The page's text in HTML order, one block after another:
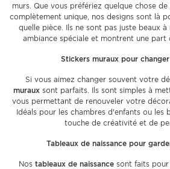
murs. Que vous préfériez quelque chose
complètement unique, nos designs sont là
quelle pièce. Ils ne sont pas juste beaux
ambiance spéciale et montrent une part
Stickers muraux pour
Si vous aimez changer souvent votre
murauxsont parfaits. Ils sont simples à
vous permettant de renouveler votre
Idéals pour les chambres d'enfants ou les
touche de créativité et de
Tableaux de naissance pour
Nos tableaux de naissancesont faits pour